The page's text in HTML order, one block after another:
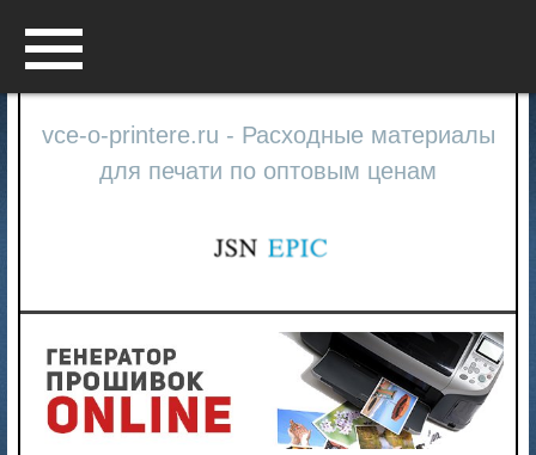
vce-o-printere.ru - Расходные материалы
для печати по оптовым ценам